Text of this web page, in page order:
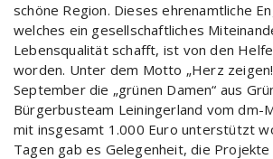
schöne Region. Dieses ehrenamtliche
welches ein gesellschaftliches
Lebensqualität schafft, ist von den
worden. Unter dem Motto „Herz
September die „grünen Damen“ aus
Bürgerbusteam Leiningerland vom dm-
mit insgesamt 1.000 Euro unterstützt
Tagen gab es Gelegenheit, die Projekte